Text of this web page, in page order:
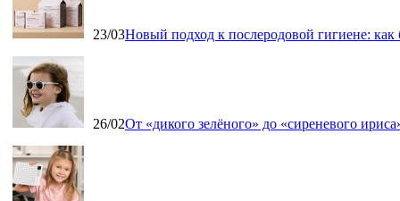
23/03Новый подход к послеродовой гигиене:
26/02От «дикого зелёного» до «сиреневого